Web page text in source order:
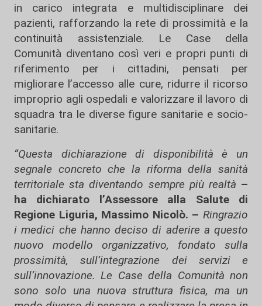
in carico integrata e multidisciplinare dei
pazienti, rafforzando la rete di prossimità e la
continuità assistenziale. Le Case della
Comunità diventano così veri e propri punti di
riferimento per i cittadini, pensati per
migliorare l’accesso alle cure, ridurre il ricorso
improprio agli ospedali e valorizzare il lavoro di
squadra tra le diverse figure sanitarie e socio-
sanitarie.
“Questa dichiarazione di disponibilità è un
segnale concreto che la riforma della sanità
territoriale sta diventando sempre più realtà –
ha dichiarato l’Assessore alla Salute di
Regione Liguria, Massimo Nicolò. – Ringrazio
i medici che hanno deciso di aderire a questo
nuovo modello organizzativo, fondato sulla
prossimità, sull’integrazione dei servizi e
sull’innovazione. Le Case della Comunità non
sono solo una nuova struttura fisica, ma un